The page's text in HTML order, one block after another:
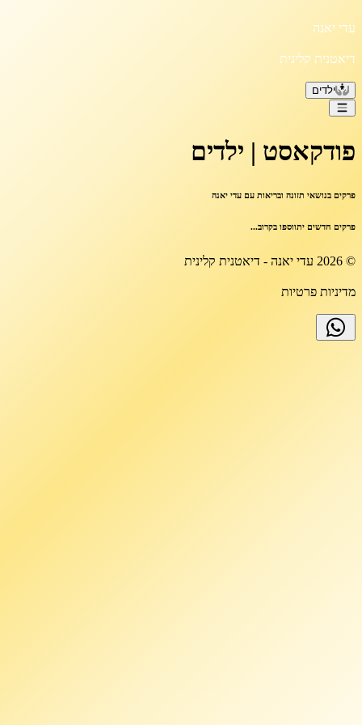
עדי יאנה
דיאטנית קלינית
ילדים
פודקאסט | ילדים
פרקים בנושאי תזונה ובריאות עם עדי יאנה
פרקים חדשים יתווספו בקרוב...
©
2026 עדי יאנה - דיאטנית קלינית
מדיניות פרטיות